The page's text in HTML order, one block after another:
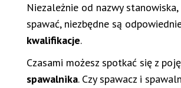
Niezależnie od nazwy stanowiska,
spawać, niezbędne są
kwalifikacje.
Czasami możesz spotkać się z
spawalnika. Czy spawacz i